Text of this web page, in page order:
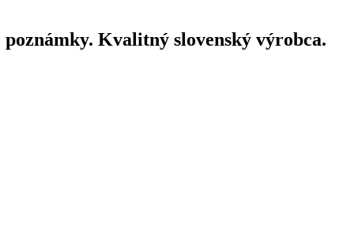
Kvalitný slovenský výrobca.